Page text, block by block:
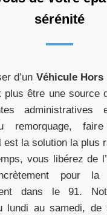
sérénité
d’un Véhicule Hors
plus être une source
remorquage,
est la solution la plus
vous libérez de
pour la
dans le 91.
lundi au samedi,